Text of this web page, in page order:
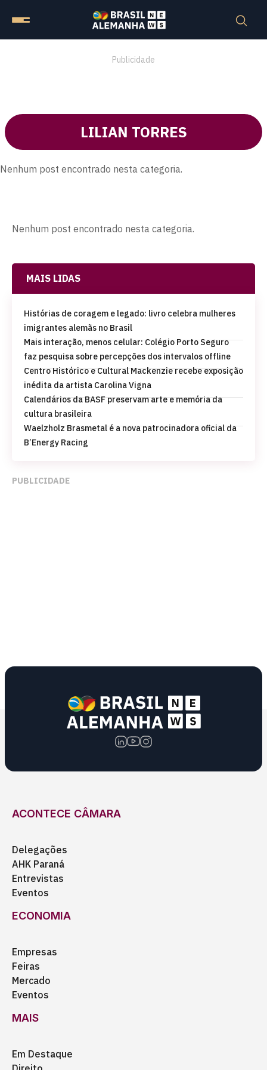
Publicidade
LILIAN TORRES
Nenhum post encontrado nesta categoria.
Nenhum post encontrado nesta categoria.
MAIS LIDAS
Histórias de coragem e legado: livro celebra mulheres
imigrantes alemãs no Brasil
Mais interação, menos celular: Colégio Porto Seguro
faz pesquisa sobre percepções dos intervalos offline
Centro Histórico e Cultural Mackenzie recebe exposição
inédita da artista Carolina Vigna
Calendários da BASF preservam arte e memória da
cultura brasileira
Waelzholz Brasmetal é a nova patrocinadora oficial da
B’Energy Racing
PUBLICIDADE
ACONTECE CÂMARA
Delegações
AHK Paraná
Entrevistas
Eventos
ECONOMIA
Empresas
Feiras
Mercado
Eventos
MAIS
Em Destaque